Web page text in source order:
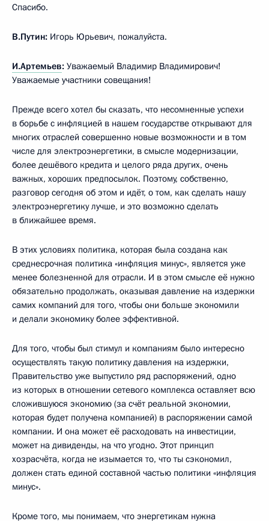
Спасибо.
В.Путин: Игорь Юрьевич, пожалуйста.
И.Артемьев: Уважаемый Владимир Владимирович!
Уважаемые участники совещания!
Прежде всего хотел бы сказать, что несомненные успехи
в борьбе с инфляцией в нашем государстве открывают для
многих отраслей совершенно новые возможности и в том
числе для электроэнергетики, в смысле модернизации,
более дешёвого кредита и целого ряда других, очень
важных, хороших предпосылок. Поэтому, собственно,
разговор сегодня об этом и идёт, о том, как сделать нашу
электроэнергетику лучше, и это возможно сделать
в ближайшее время.
В этих условиях политика, которая была создана как
среднесрочная политика «инфляция минус», является уже
менее болезненной для отрасли. И в этом смысле её нужно
обязательно продолжать, оказывая давление на издержки
самих компаний для того, чтобы они больше экономили
и делали экономику более эффективной.
Для того, чтобы был стимул и компаниям было интересно
осуществлять такую политику давления на издержки,
Правительство уже выпустило ряд распоряжений, одно
из которых в отношении сетевого комплекса оставляет всю
сложившуюся экономию (за счёт реальной экономии,
которая будет получена компанией) в распоряжении самой
компании. И она может её расходовать на инвестиции,
может на дивиденды, на что угодно. Этот принцип
хозрасчёта, когда не изымается то, что ты сэкономил,
должен стать единой составной частью политики «инфляция
минус».
Кроме того, мы понимаем, что энергетикам нужна